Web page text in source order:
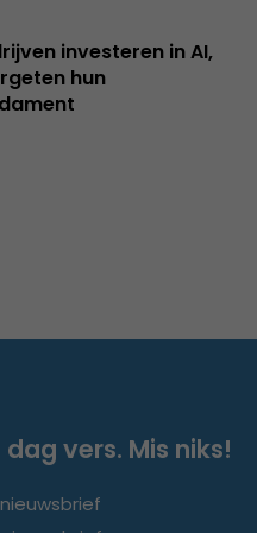
investeren in AI,
hun
vers. Mis niks!